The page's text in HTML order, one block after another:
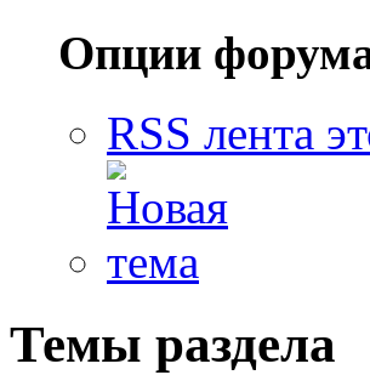
Опции
RSS лента
Темы раздела